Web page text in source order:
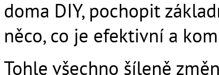
doma DIY, pochopit
něco, co je efektivní a
Tohle všechno šíleně